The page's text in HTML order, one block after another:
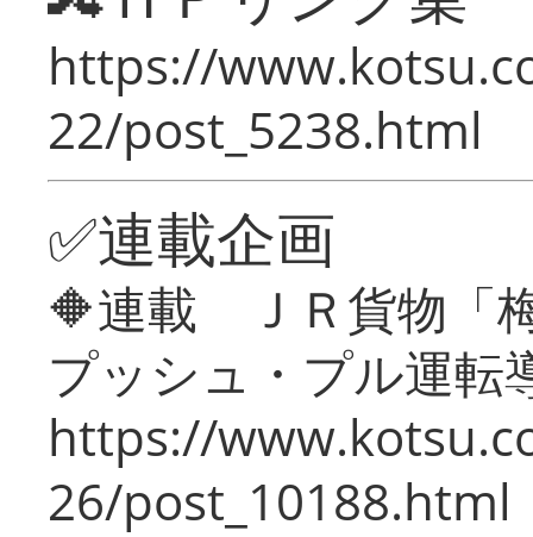
https://
22/post_5238.html
✅連載企画
🔶連載 ＪＲ貨物「
プッシュ・プル運転
https://
26/post_10188.html